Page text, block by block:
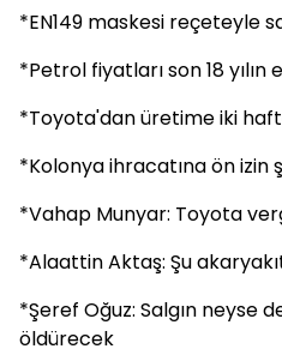
*EN149 maskesi reçeteyle
*Petrol fiyatları son 18 yılın
*Toyota'dan üretime iki
*Kolonya ihracatına ön izin
*Vahap Munyar: Toyota
*Alaattin Aktaş: Şu
*Şeref Oğuz: Salgın neyse
öldürecek